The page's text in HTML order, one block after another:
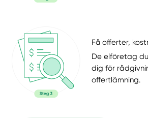
Få offerter,
De elföretag
dig för
offertlämning.